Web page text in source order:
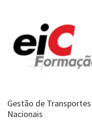
Gestão de Transportes
Nacionais